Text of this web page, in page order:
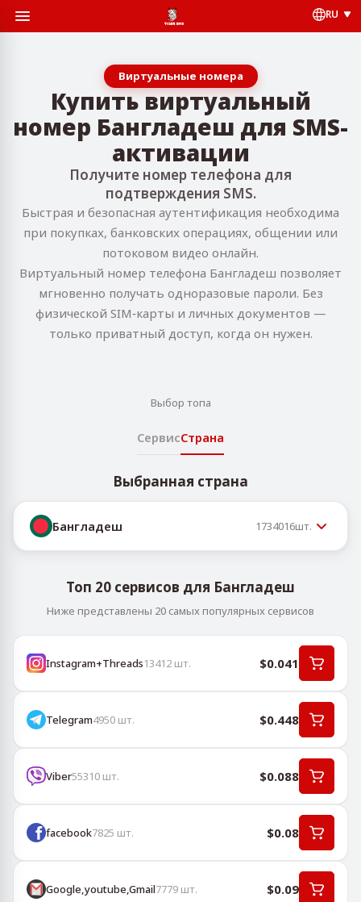
RU
Виртуальные номера
Купить виртуальный
номер Бангладеш для SMS-
активации
Получите номер телефона для
подтверждения SMS.
Быстрая и безопасная аутентификация необходима
при покупках, банковских операциях, общении или
потоковом видео онлайн.
Виртуальный номер телефона Бангладеш позволяет
мгновенно получать одноразовые пароли. Без
физической SIM‑карты и личных документов —
только приватный доступ, когда он нужен.
Выбор топа
СервисСтрана
Выбранная страна
Бангладеш 1734016шт.
Топ 20 сервисов для Бангладеш
Ниже представлены 20 самых популярных сервисов
Instagram+Threads13412 шт. $0.041
Telegram4950 шт. $0.448
Viber55310 шт. $0.088
facebook7825 шт. $0.08
Google,youtube,Gmail7779 шт. $0.09